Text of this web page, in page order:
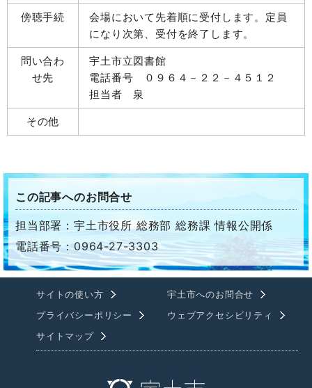
傍聴手続
会場において先着順に受付します。定員
になり次第、受付を終了します。
問い合わ
せ先
宇土市立図書館
電話番号 ０９６４－２２－４５１２
担当者 泉
その他
この記事へのお問合せ
担当部署：宇土市役所 総務部 総務課 情報公開係
電話番号：0964-27-3303
サイトの使い方
宇土市へのお問合せ
プライバシーポリシー
ウェブアクセシビリティ
サイトマップ